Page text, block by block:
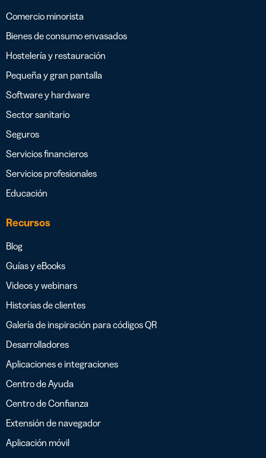
Comercio minorista
Bienes de consumo envasados
Hostelería y restauración
Pequeña y gran pantalla
Software y hardware
Sector sanitario
Seguros
Servicios financieros
Servicios profesionales
Educación
Recursos
Blog
Guías y eBooks
Videos y webinars
Historias de clientes
Galería de inspiración para códigos QR
Desarrolladores
Aplicaciones e integraciones
Centro de Ayuda
Centro de Confianza
Extensión de navegador
Aplicación móvil